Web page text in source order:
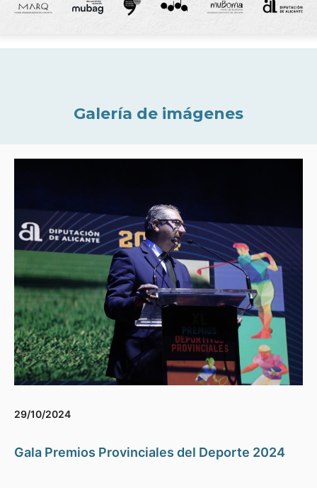
Galería de imágenes
29/10/2024
Gala Premios Provinciales del Deporte 2024